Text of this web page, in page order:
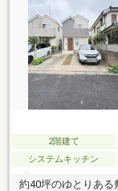
外装リフォーム済
す。小・中学校も
2階建て
システムキッチン
約40坪のゆとりある